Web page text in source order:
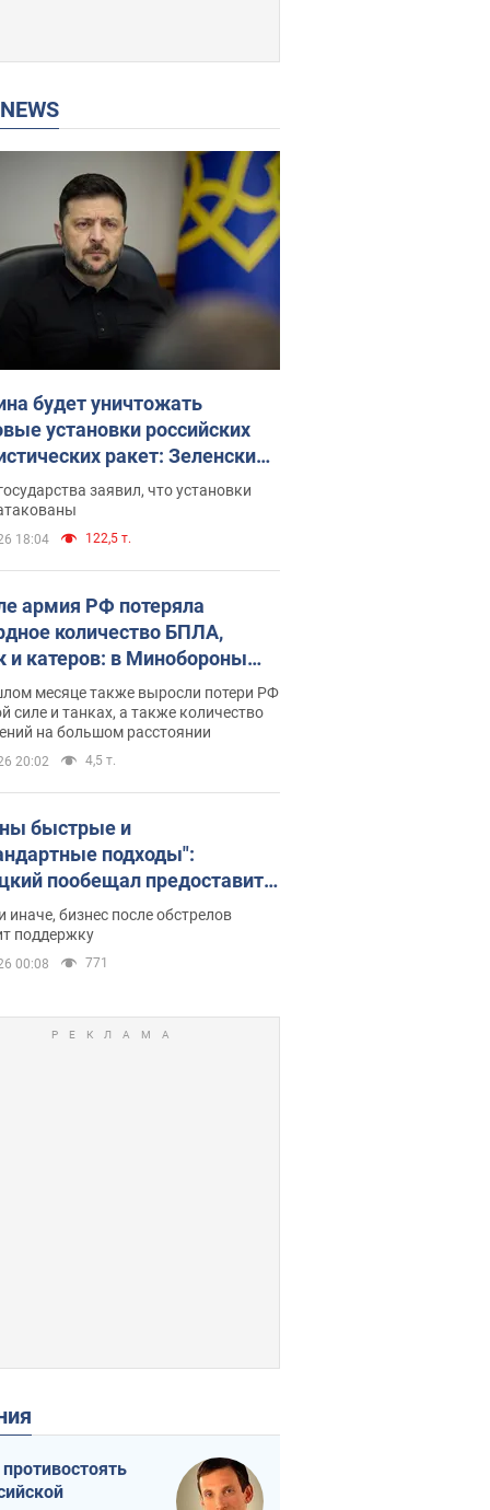
NEWS
будет уничтожать
установки российских
ракет: Зеленский
заседание СНБО
заявил, что установки
18:04 122,5 т.
армия РФ потеряла
количество БПЛА,
и катеров: в Минобороны
статистику
месяце также выросли потери РФ
силе и танках, а также количество
на большом расстоянии
20:02 4,5 т.
быстрые и
подходы":
пообещал предоставить
приоритетный доступ к
складским
иначе, бизнес после обстрелов
поддержку
00:08 771